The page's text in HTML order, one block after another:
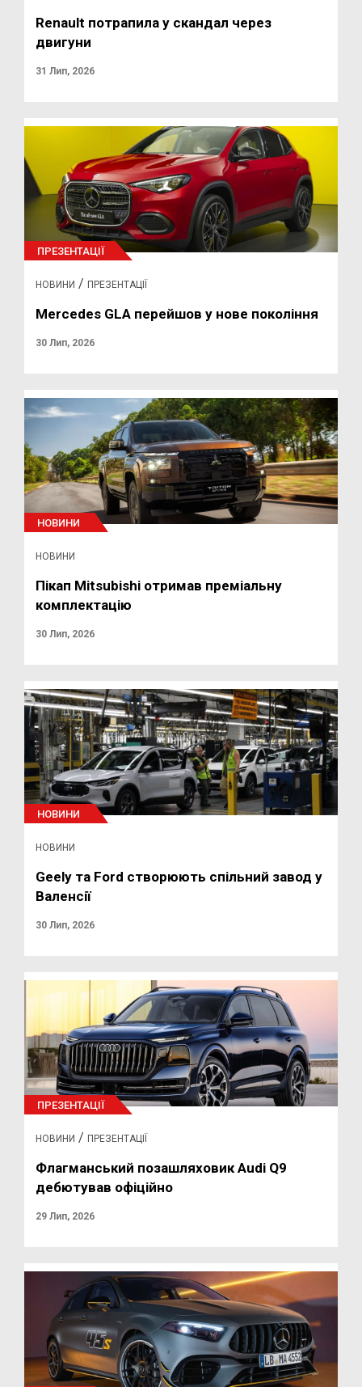
Renault потрапила у скандал через
двигуни
31 Лип, 2026
ПРЕЗЕНТАЦІЇ
НОВИНИ / ПРЕЗЕНТАЦІЇ
Mercedes GLA перейшов у нове покоління
30 Лип, 2026
НОВИНИ
НОВИНИ
Пікап Mitsubishi отримав преміальну
комплектацію
30 Лип, 2026
НОВИНИ
НОВИНИ
Geely та Ford створюють спільний завод у
Валенсії
30 Лип, 2026
ПРЕЗЕНТАЦІЇ
НОВИНИ / ПРЕЗЕНТАЦІЇ
Флагманський позашляховик Audi Q9
дебютував офіційно
29 Лип, 2026